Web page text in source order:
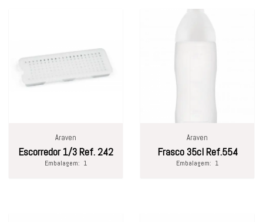
Araven
Escorredor 1/3 Ref. 242
Embalagem: 1
Araven
Frasco 35cl Ref.554
Embalagem: 1